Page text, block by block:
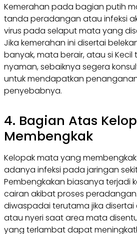
Kemerahan pada bagian putih
tanda peradangan atau infeksi
virus pada selaput mata yang
Jika kemerahan ini disertai
banyak, mata berair, atau si Kecil
nyaman, sebaiknya segera
untuk mendapatkan
penyebabnya.
4. Bagian Atas
Membengkak
Kelopak mata yang
adanya infeksi pada jaringan
Pembengkakan biasanya terjadi
cairan akibat proses
diwaspadai terutama jika disertai
atau nyeri saat area mata
yang terlambat dapat